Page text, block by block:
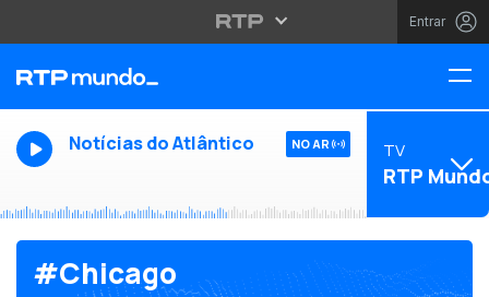
Entrar
Notícias do Atlântico NO AR TV
RTP
#Chicago